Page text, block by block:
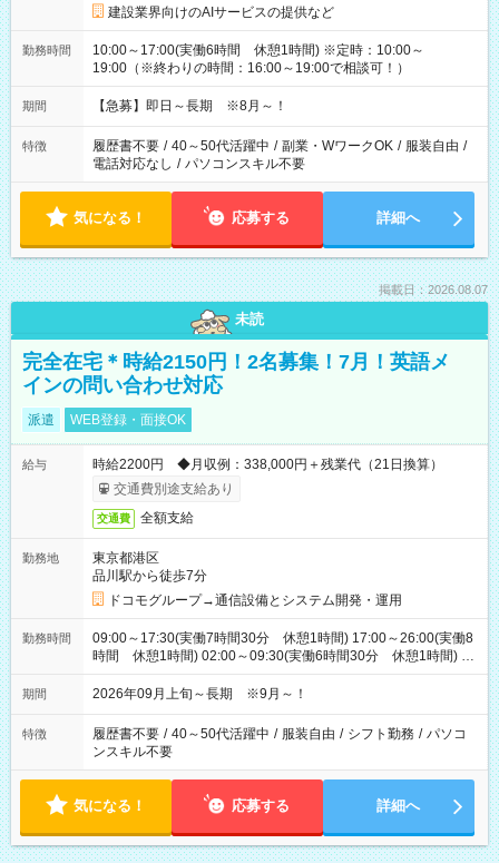
建設業界向けのAIサービスの提供など
勤務時間
10:00～17:00(実働6時間 休憩1時間) ※定時：10:00～
19:00（※終わりの時間：16:00～19:00で相談可！）
期間 【急募】即日～長期 ※8月～！
特徴 履歴書不要 / 40～50代活躍中 / 副業・WワークOK / 服装自由 /
電話対応なし / パソコンスキル不要
気になる！ 応募する 詳細へ
掲載日：2026.08.07
未読
完全在宅＊時給2150円！2名募集！7月！英語メ
インの問い合わせ対応
派遣 WEB登録・面接OK
給与
時給2200円 ◆月収例：338,000円＋残業代（21日換算）
交通費別途支給あり
交通費 全額支給
勤務地
東京都港区
品川駅から徒歩7分
ドコモグループ→通信設備とシステム開発・運用
勤務時間
09:00～17:30(実働7時間30分 休憩1時間) 17:00～26:00(実働8
時間 休憩1時間) 02:00～09:30(実働6時間30分 休憩1時間) ※
日勤は就業時間1/夜勤は就業時間2.3を連続で行って頂きます
期間 2026年09月上旬～長期 ※9月～！
特徴 履歴書不要 / 40～50代活躍中 / 服装自由 / シフト勤務 / パソコ
ンスキル不要
気になる！ 応募する 詳細へ